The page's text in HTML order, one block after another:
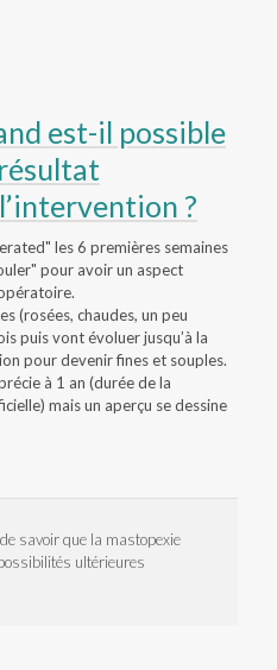
est-il possible
?
les 6 premières semaines
pour avoir un aspect
(rosées, chaudes, un peu
puis vont évoluer jusqu’à la
pour devenir fines et souples.
à 1 an (durée de la
mais un aperçu se dessine
savoir que la mastopexie
ultérieures